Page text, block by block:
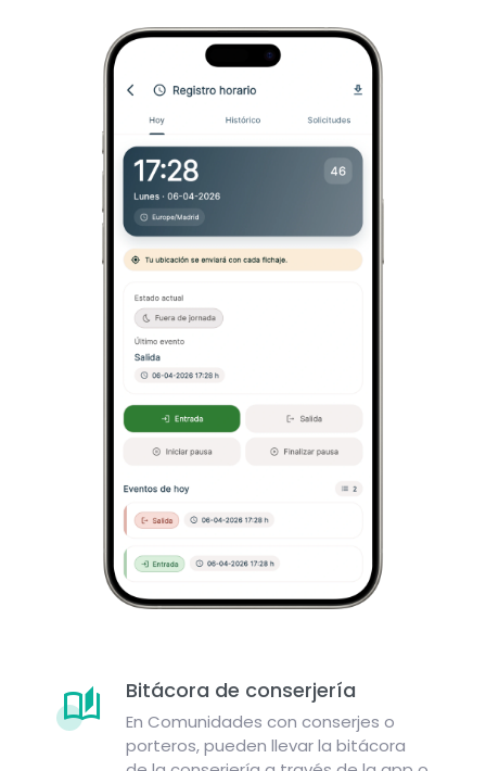
Bitácora de conserjería
En Comunidades con conserjes o
porteros, pueden llevar la bitácora